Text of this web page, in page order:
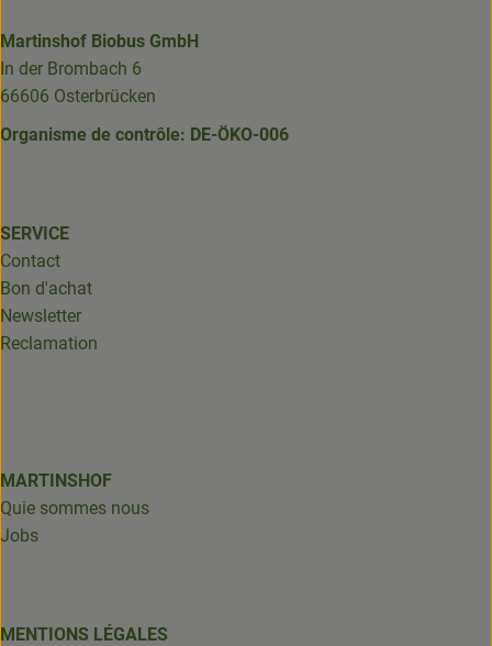
Martinshof Biobus GmbH
In der Brombach 6
66606 Osterbrücken
Organisme de contrôle: DE-ÖKO-006
SERVICE
Contact
Bon d'achat
Newsletter
Reclamation
MARTINSHOF
Quie sommes nous
Jobs
MENTIONS LÉGALES